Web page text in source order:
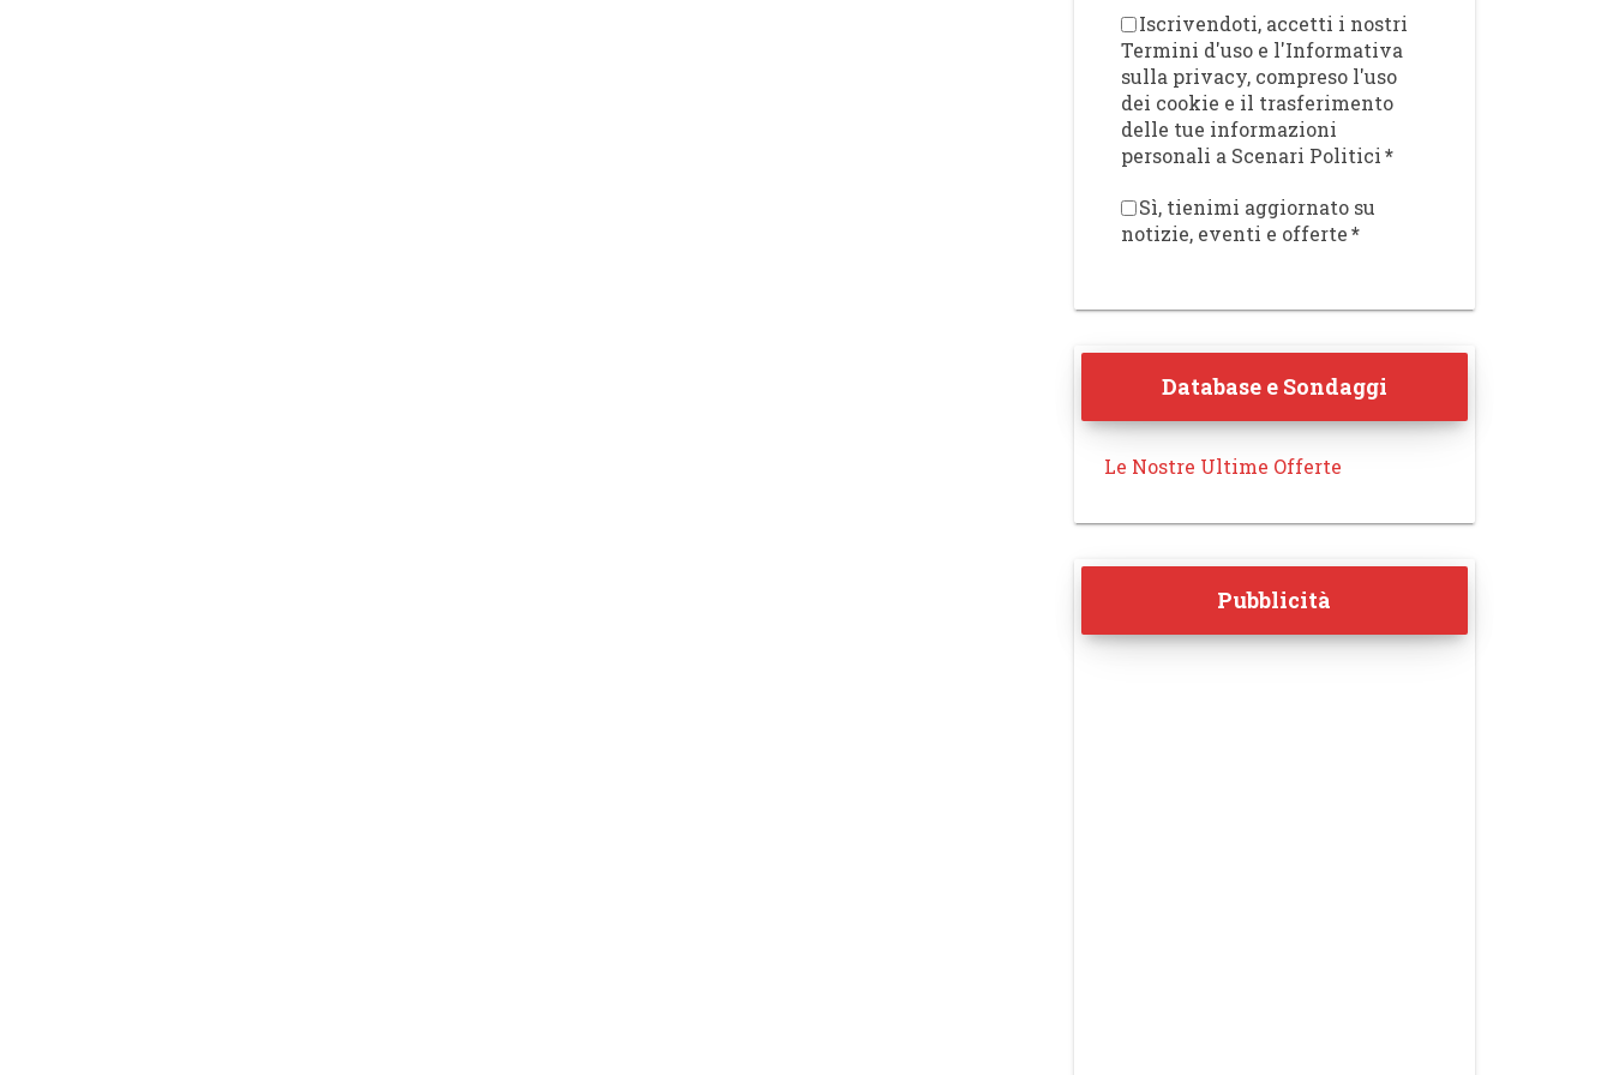
Iscrivendoti, accetti i nostri
Termini d'uso e l'Informativa
sulla privacy, compreso l'uso
dei cookie e il trasferimento
delle tue informazioni
personali a Scenari Politici*
Sì, tienimi aggiornato su
notizie, eventi e offerte*
Database e Sondaggi
Le Nostre Ultime Offerte
Pubblicità